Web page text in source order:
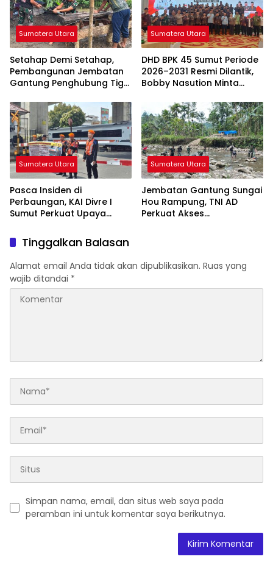
Sumatera Utara
Setahap Demi Setahap,
Pembangunan Jembatan
Gantung Penghubung Tiga
Terwujud
Sumatera Utara
DHD BPK 45 Sumut Periode
2026–2031 Resmi Dilantik,
Bobby Nasution Minta
Ditularkan ke Generasi
Muda
Sumatera Utara
Pasca Insiden di
Perbaungan, KAI Divre I
Sumut Perkuat Upaya
Perlintasan Sebidang
Sumatera Utara
Jembatan Gantung Sungai
Hou Rampung, TNI AD
Perkuat Akses
Tinggalkan Balasan
Alamat email Anda tidak akan dipublikasikan. Ruas yang
wajib ditandai *
Simpan nama, email, dan situs web saya pada
peramban ini untuk komentar saya berikutnya.